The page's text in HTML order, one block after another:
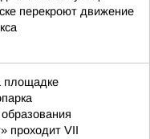
перекроют движение
площадке
проходит VII